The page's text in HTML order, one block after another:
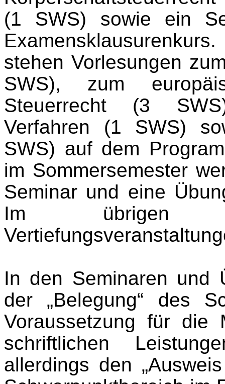
(1 SWS) sowie ein
stehen Vorlesungen
SWS), zum
Steuerrecht (3
Verfahren (1 SWS)
SWS) auf dem
im Sommersemester
Seminar und eine
Im übrigen
In den Seminaren und
der „Belegung“ des
Voraussetzung für die
schriftlichen
allerdings den